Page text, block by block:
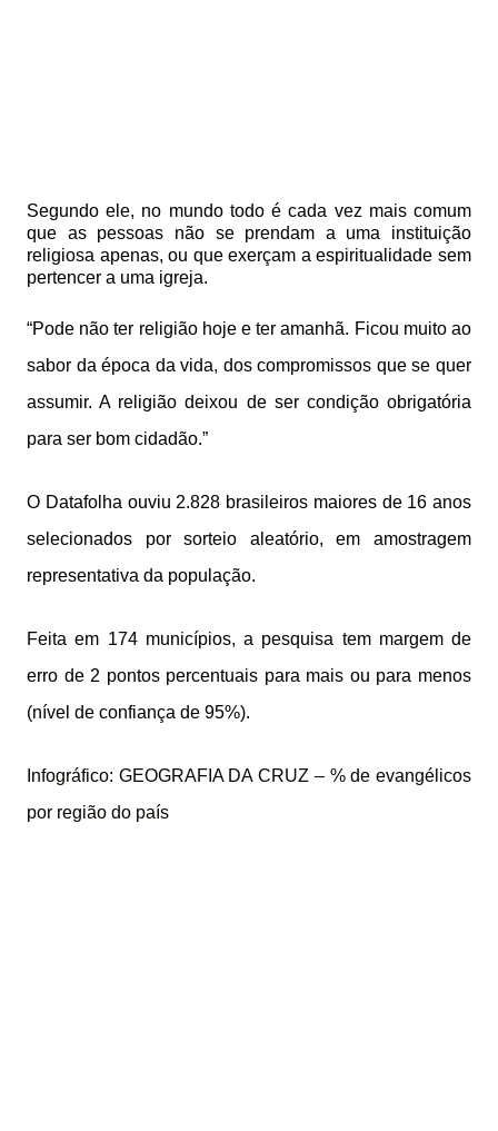
Segundo ele, no mundo todo é cada vez mais comum
que as pessoas não se prendam a uma instituição
religiosa apenas, ou que exerçam a espiritualidade sem
pertencer a uma igreja.
“Pode não ter religião hoje e ter amanhã. Ficou muito ao
sabor da época da vida, dos compromissos que se quer
assumir. A religião deixou de ser condição obrigatória
para ser bom cidadão.”
O Datafolha ouviu 2.828 brasileiros maiores de 16 anos
selecionados por sorteio aleatório, em amostragem
representativa da população.
Feita em 174 municípios, a pesquisa tem margem de
erro de 2 pontos percentuais para mais ou para menos
(nível de confiança de 95%).
Infográfico: GEOGRAFIA DA CRUZ – % de evangélicos
por região do país